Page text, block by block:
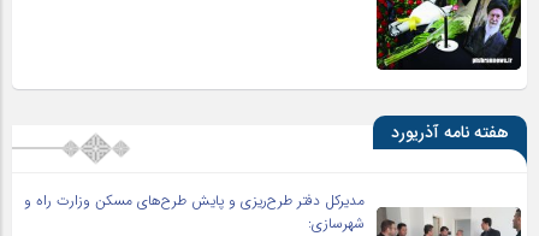
هفته نامه آذریورد
مدیرکل دفتر طرح‌ریزی و پایش طرح‌های مسکن وزارت راه و
شهرسازی: